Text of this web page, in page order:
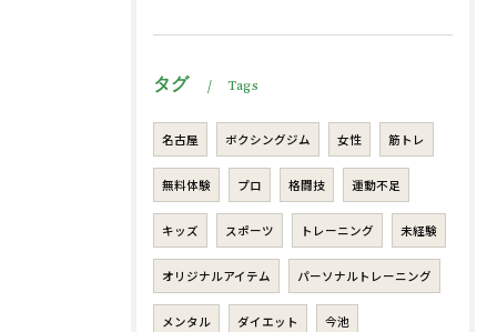
タグ Tags
名古屋 ボクシングジム 女性 筋トレ
無料体験 プロ 格闘技 運動不足
キッズ スポーツ トレーニング 未経験
オリジナルアイテム パーソナルトレーニング
メンタル ダイエット 今池